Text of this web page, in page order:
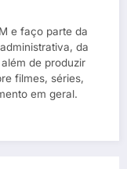
e faço parte da
da
de produzir
filmes, séries,
em geral.